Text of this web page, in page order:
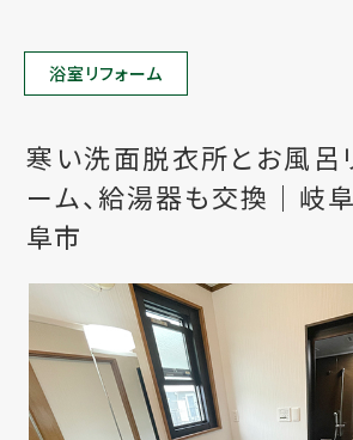
浴室リフォーム
寒い洗面脱衣所とお風呂
ーム、給湯器も交換｜岐
阜市